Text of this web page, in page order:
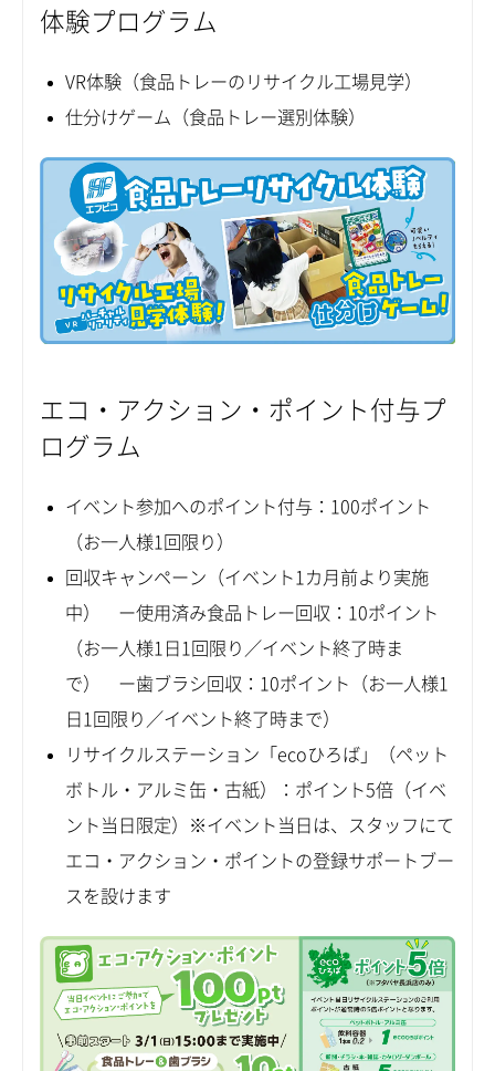
体験プログラム
VR体験（食品トレーのリサイクル工場見学）
仕分けゲーム（食品トレー選別体験）
エコ・アクション・ポイント付与プ
ログラム
イベント参加へのポイント付与：100ポイント
（お一人様1回限り）
回収キャンペーン（イベント1カ月前より実施
中） ー使用済み食品トレー回収：10ポイント
（お一人様1日1回限り／イベント終了時ま
で） ー歯ブラシ回収：10ポイント（お一人様1
日1回限り／イベント終了時まで）
リサイクルステーション「ecoひろば」（ペット
ボトル・アルミ缶・古紙）：ポイント5倍（イベ
ント当日限定）※イベント当日は、スタッフにて
エコ・アクション・ポイントの登録サポートブー
スを設けます